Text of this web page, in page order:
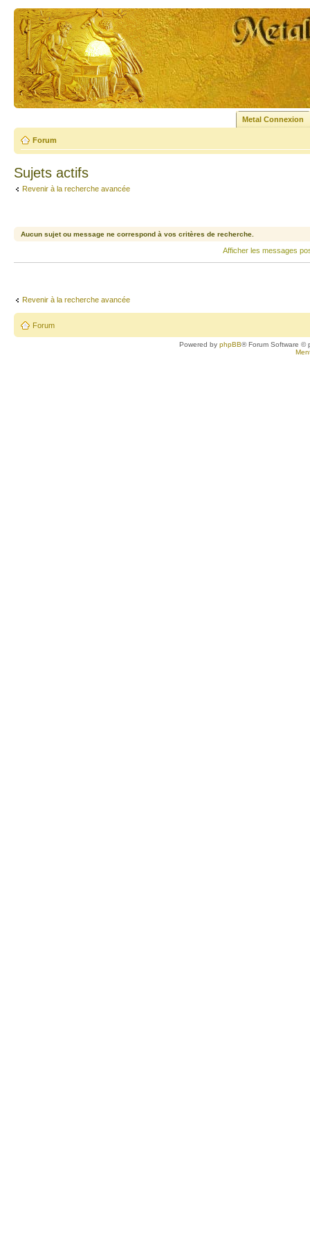
Metal Connexion
Forum
Sujets actifs
Revenir à la recherche avancée
Aucun sujet ou message ne correspond à vos critères de recherche.
Afficher les messages
Revenir à la recherche avancée
Forum
Powered byphpBB® Forum Software ©